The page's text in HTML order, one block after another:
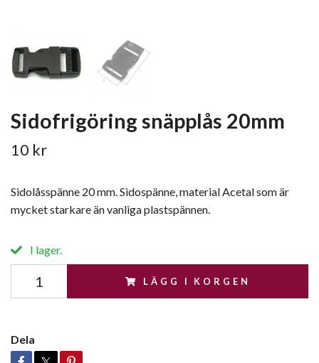
Sidofrigöring snäpplås 20mm
10 kr
Sidolåsspänne 20 mm. Sidospänne, material Acetal som är
mycket starkare än vanliga plastspännen.
I lager.
LÄGG I KORGEN
Dela